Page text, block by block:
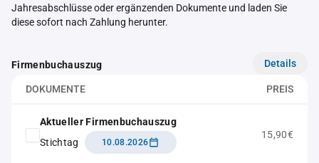
Jahresabschlüsse oder ergänzenden Dokumente und laden Sie
diese sofort nach Zahlung herunter.
Firmenbuchauszug Details
DOKUMENTE PREIS
Aktueller Firmenbuchauszug
Stichtag
10.08.2026
15,90€